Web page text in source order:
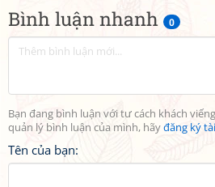
Bình luận nhanh 0
Bạn đang bình luận với tư cách khách
quản lý bình luận của mình, hãyđăng ký
Tên của bạn: